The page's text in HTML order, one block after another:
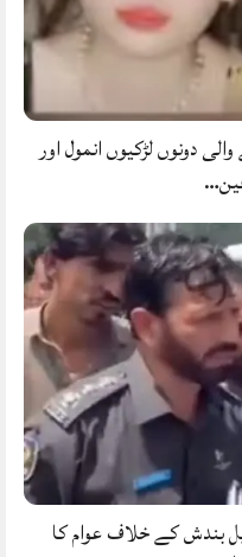
دونوں لڑکیوں انمول اور
بندش کے خلاف عوام کا